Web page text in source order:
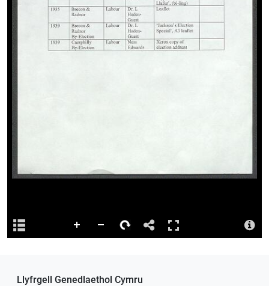
Preferred citation: A2/2
Ystorfa
Logo
Llyfrgell Genedlaethol Cymru